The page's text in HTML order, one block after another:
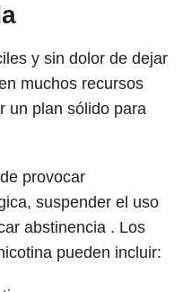
y sin dolor de dejar
muchos recursos
un plan sólido para
provocar
suspender el uso
abstinencia . Los
pueden incluir: